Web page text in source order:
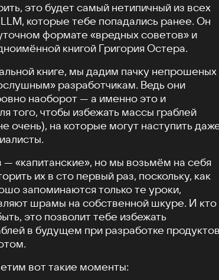
это будет самый нетипичный из всех
которые тебе попадались ранее. Он
формате «вредных советов» и
книгой Григория Остера.
книге, мы дадим пачку непрошеных
разработчикам. Ведь они
наоборот — а именно это и
того, чтобы избежать массы граблей
очень), на которые могут наступить
— «капитанские», но мы возьмём на себя
их в сто первый раз, поскольку, как
запоминаются только те уроки,
шрамы на собственной шкуре. И кто
это позволит тебе избежать
в будущем при разработке
вот такие моменты: